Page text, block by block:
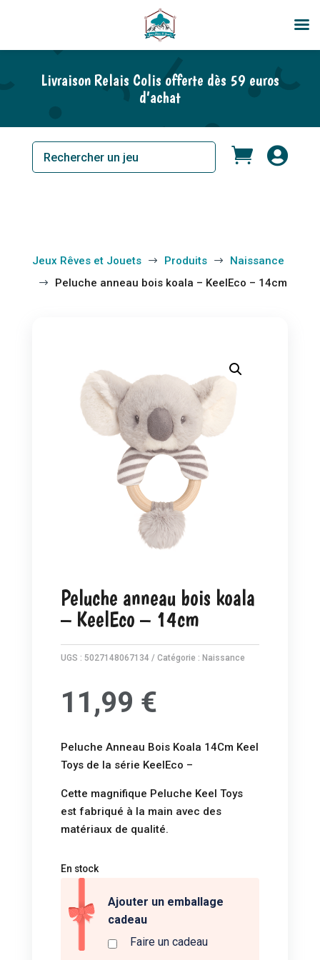
Livraison Relais Colis offerte dès 59 euros
d’achat
 
Jeux Rêves et Jouets $ Produits $ Naissance
$ Peluche anneau bois koala – KeelEco – 14cm
Peluche anneau bois koala
– KeelEco – 14cm
UGS : 5027148067134 Catégorie : Naissance
11,99 €
Peluche Anneau Bois Koala 14Cm Keel
Toys de la série KeelEco –
Cette magnifique Peluche Keel Toys
est fabriqué à la main avec des
matériaux de qualité.
En stock
Ajouter un emballage
cadeau
Faire un cadeau